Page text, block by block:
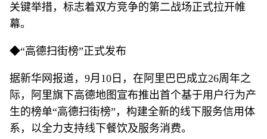
关键举措，标志着双方竞争的第二战场正式拉开帷
幕。
◆“高德扫街榜”正式发布
据新华网报道，9月10日，在阿里巴巴成立26周年之
际，阿里旗下高德地图宣布推出首个基于用户行为产
生的榜单“高德扫街榜”，构建全新的线下服务信用体
系，以全力支持线下餐饮及服务消费。